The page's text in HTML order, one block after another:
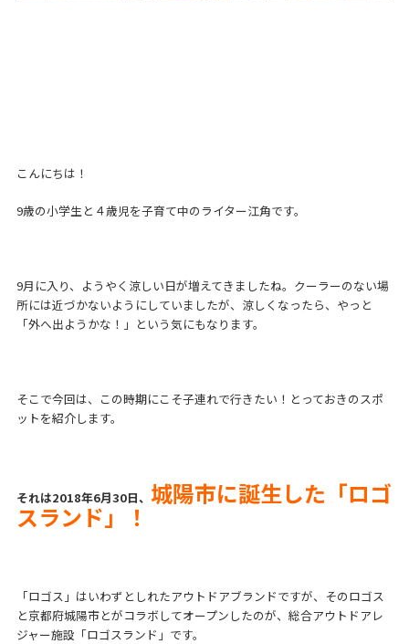
こんにちは！
9歳の小学生と４歳児を子育て中のライター江角です。
9月に入り、ようやく涼しい日が増えてきましたね。クーラーのない場
所には近づかないようにしていましたが、涼しくなったら、やっと
「外へ出ようかな！」という気にもなります。
そこで今回は、この時期にこそ子連れで行きたい！とっておきのスポ
ットを紹介します。
それは2018年6月30日、 城陽市に誕生した「ロゴ
スランド」！
「ロゴス」はいわずとしれたアウトドアブランドですが、そのロゴス
と京都府城陽市とがコラボしてオープンしたのが、総合アウトドアレ
ジャー施設「ロゴスランド」です。